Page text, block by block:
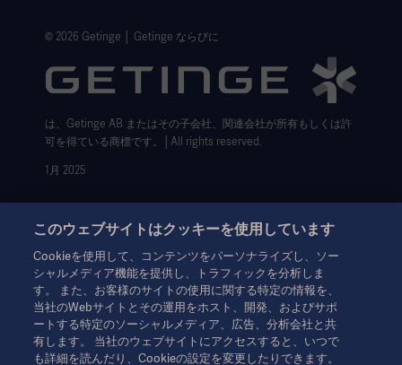
ウェブサイト個人情報保護方針
利用規約
Cookie設定センター
データサブジェクト・リクエスト（英語）
© 2026 Getinge │ Getinge ならびに
は、Getinge AB またはその子会社、関連会社が所有もしくは許
可を得ている商標です。│All rights reserved.
1月 2025
本情報は、専門家を対象とした情報提供のみを目的としているた
め、取扱説明書、サービスマニュアルまたは医療アドバイスの代
わりとして用いることはできません。ゲティンゲは、この資料に
基づいて行われたいかなる者の行為または不作為に対しても、一
切の責任または義務を負いません。ご使用になられる場合は、ご
このウェブサイトはクッキーを使用しています
Cookieを使用して、コンテンツをパーソナライズし、ソー
シャルメディア機能を提供し、トラフィックを分析しま
す。 また、お客様のサイトの使用に関する特定の情報を、
当社のWebサイトとその運用をホスト、開発、およびサポ
ートする特定のソーシャルメディア、広告、分析会社と共
有します。 当社のウェブサイトにアクセスすると、いつで
も詳細を読んだり、Cookieの設定を変更したりできます。